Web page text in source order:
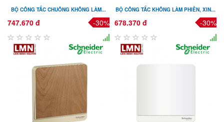
BỘ CÔNG TẮC CHUÔNG KHÔNG LÀM...
747.670 đ -30%
BỘ CÔNG TẮC KHÔNG LÀM PHIỀN, XIN...
678.370 đ -30%